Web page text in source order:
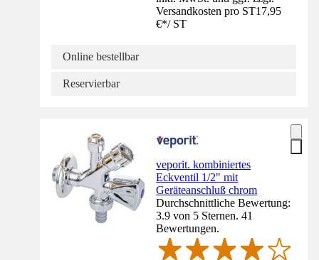
Versandkosten pro ST17,95
€*/ ST
Online bestellbar
Reservierbar
veporit. kombiniertes
Eckventil 1/2" mit
Geräteanschluß chrom
Durchschnittliche Bewertung:
3.9 von 5 Sternen. 41
Bewertungen.